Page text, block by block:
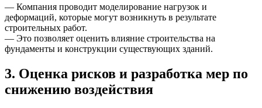
— Компания проводит моделирование нагрузок и
деформаций, которые могут возникнуть в результате
строительных работ.
— Это позволяет оценить влияние строительства на
фундаменты и конструкции существующих зданий.
3. Оценка рисков и разработка мер по
снижению воздействия